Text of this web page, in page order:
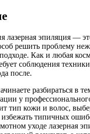
лазерная эпиляция —
решить проблему
Как и любая
соблюдения
после.
разбираться в
у
тип кожи и волос,
типичных
уходе лазерная